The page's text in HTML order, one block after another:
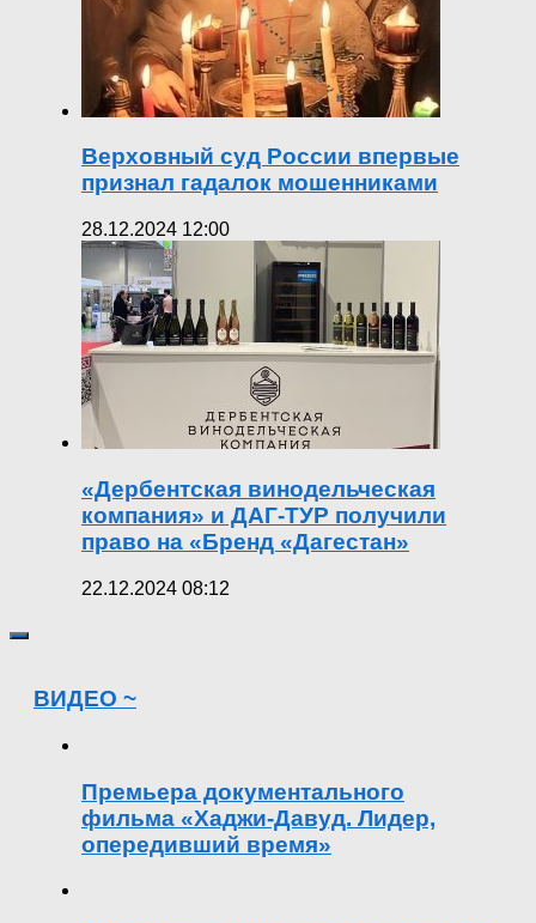
Верховный суд России впервые
признал гадалок мошенниками
28.12.2024 12:00
«Дербентская винодельческая
компания» и ДАГ-ТУР получили
право на «Бренд «Дагестан»
22.12.2024 08:12
ВИДЕО ~
Премьера документального
фильма «Хаджи-Давуд. Лидер,
опередивший время»